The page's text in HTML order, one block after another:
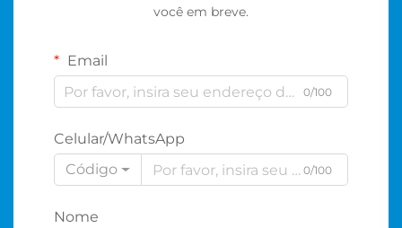
você em breve.
Email
0/100
Celular/WhatsApp
Código
0/100
Nome